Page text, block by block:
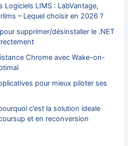
Logiciels LIMS : LabVantage,
– Lequel choisir en 2026 ?
supprimer/désinstaller le .NET
Chrome avec Wake-on-
pour mieux piloter ses
c’est la solution ideale
et en reconversion